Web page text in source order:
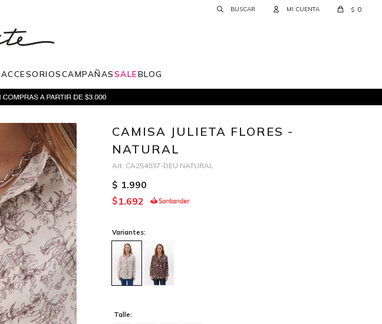
ACCESORIOSCAMPAÑASSALEBLOG
$ 0
CAMISA JULIETA FLORES -
NATURAL
CA254037-DEU NATURAL
$ 1.990
$1.692
Variantes:
Talle: